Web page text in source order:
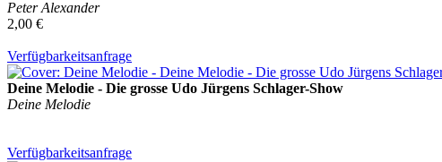
Peter Alexander
2,00 €
Verfügbarkeitsanfrage
Deine Melodie - Die grosse Udo Jürgens Schlager-Show
Deine Melodie
Verfügbarkeitsanfrage